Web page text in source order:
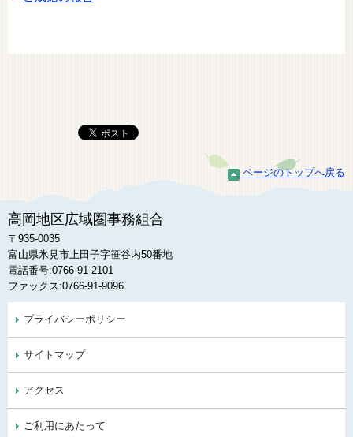
ページのトップへ戻る
高岡地区広域圏事務組合
〒935-0035
富山県氷見市上田子字笹谷内50番地
電話番号:0766-91-2101
ファックス:0766-91-9096
プライバシーポリシー
サイトマップ
アクセス
ご利用にあたって